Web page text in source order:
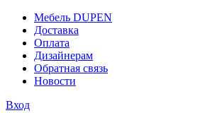
Мебель DUPEN
Доставка
Оплата
Дизайнерам
Обратная связь
Новости
Вход